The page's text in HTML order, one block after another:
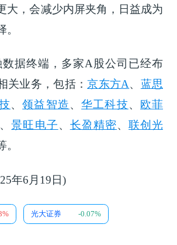
大，会减少内屏夹角，日益成为
据终端，多家A股公司已经布
关业务，包括：京东方A、 蓝思
、领益智造、华工科技、 欧菲
、景旺电子、 长盈精密、联创光
。
年6月19日)
光大证券 -0.07%